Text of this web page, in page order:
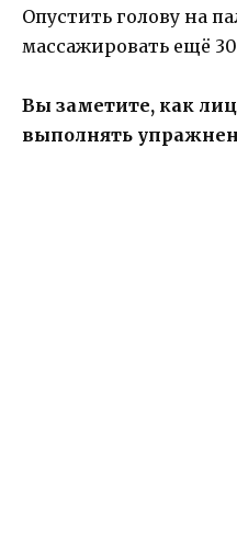
Опустить голову на
массажировать ещё
Вы заметите, как
выполнять